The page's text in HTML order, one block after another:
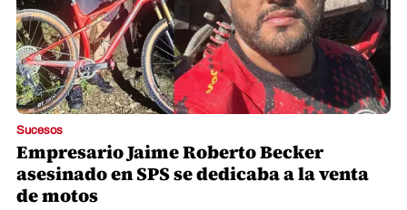
Sucesos
Empresario Jaime Roberto Becker
asesinado en SPS se dedicaba a la venta
de motos